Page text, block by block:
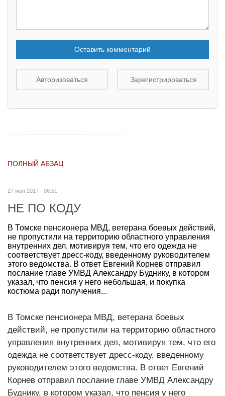
Оставить комментарий
Авторизоваться Зарегистрироваться
ПОЛНЫЙ АБЗАЦ
27 мая 2017 - 06:51
НЕ ПО КОДУ
В Томске пенсионера МВД, ветерана боевых действий,
не пропустили на территорию областного управления
внутренних дел, мотивируя тем, что его одежда не
соответствует дресс-коду, введенному руководителем
этого ведомства. В ответ Евгений Корнев отправил
послание главе УМВД Александру Буднику, в котором
указал, что пенсия у него небольшая, и покупка
костюма ради получения...
В Томске пенсионера МВД, ветерана боевых
действий, не пропустили на территорию областного
управления внутренних дел, мотивируя тем, что его
одежда не соответствует дресс-коду, введенному
руководителем этого ведомства. В ответ Евгений
Корнев отправил послание главе УМВД Александру
Буднику, в котором указал, что пенсия у него